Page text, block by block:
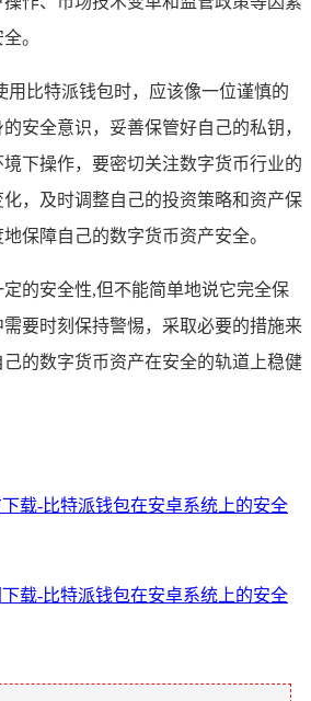
。
用比特派钱包时，应该像一位谨慎的
安全意识，妥善保管好自己的私钥，
下操作，要密切关注数字货币行业的
，及时调整自己的投资策略和资产保
保障自己的数字货币资产安全。
定的安全性,但不能简单地说它完全保
要时刻保持警惕，采取必要的措施来
的数字货币资产在安全的轨道上稳健
载-比特派钱包在安卓系统上的安全
载-比特派钱包在安卓系统上的安全